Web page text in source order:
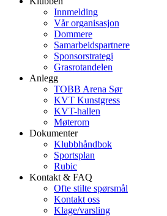
Innmelding
Vår organisasjon
Dommere
Samarbeidspartnere
Sponsorstrategi
Grasrotandelen
Anlegg
TOBB Arena Sør
KVT Kunstgress
KVT-hallen
Møterom
Dokumenter
Klubbhåndbok
Sportsplan
Rubic
Kontakt & FAQ
Ofte stilte spørsmål
Kontakt oss
Klage/varsling